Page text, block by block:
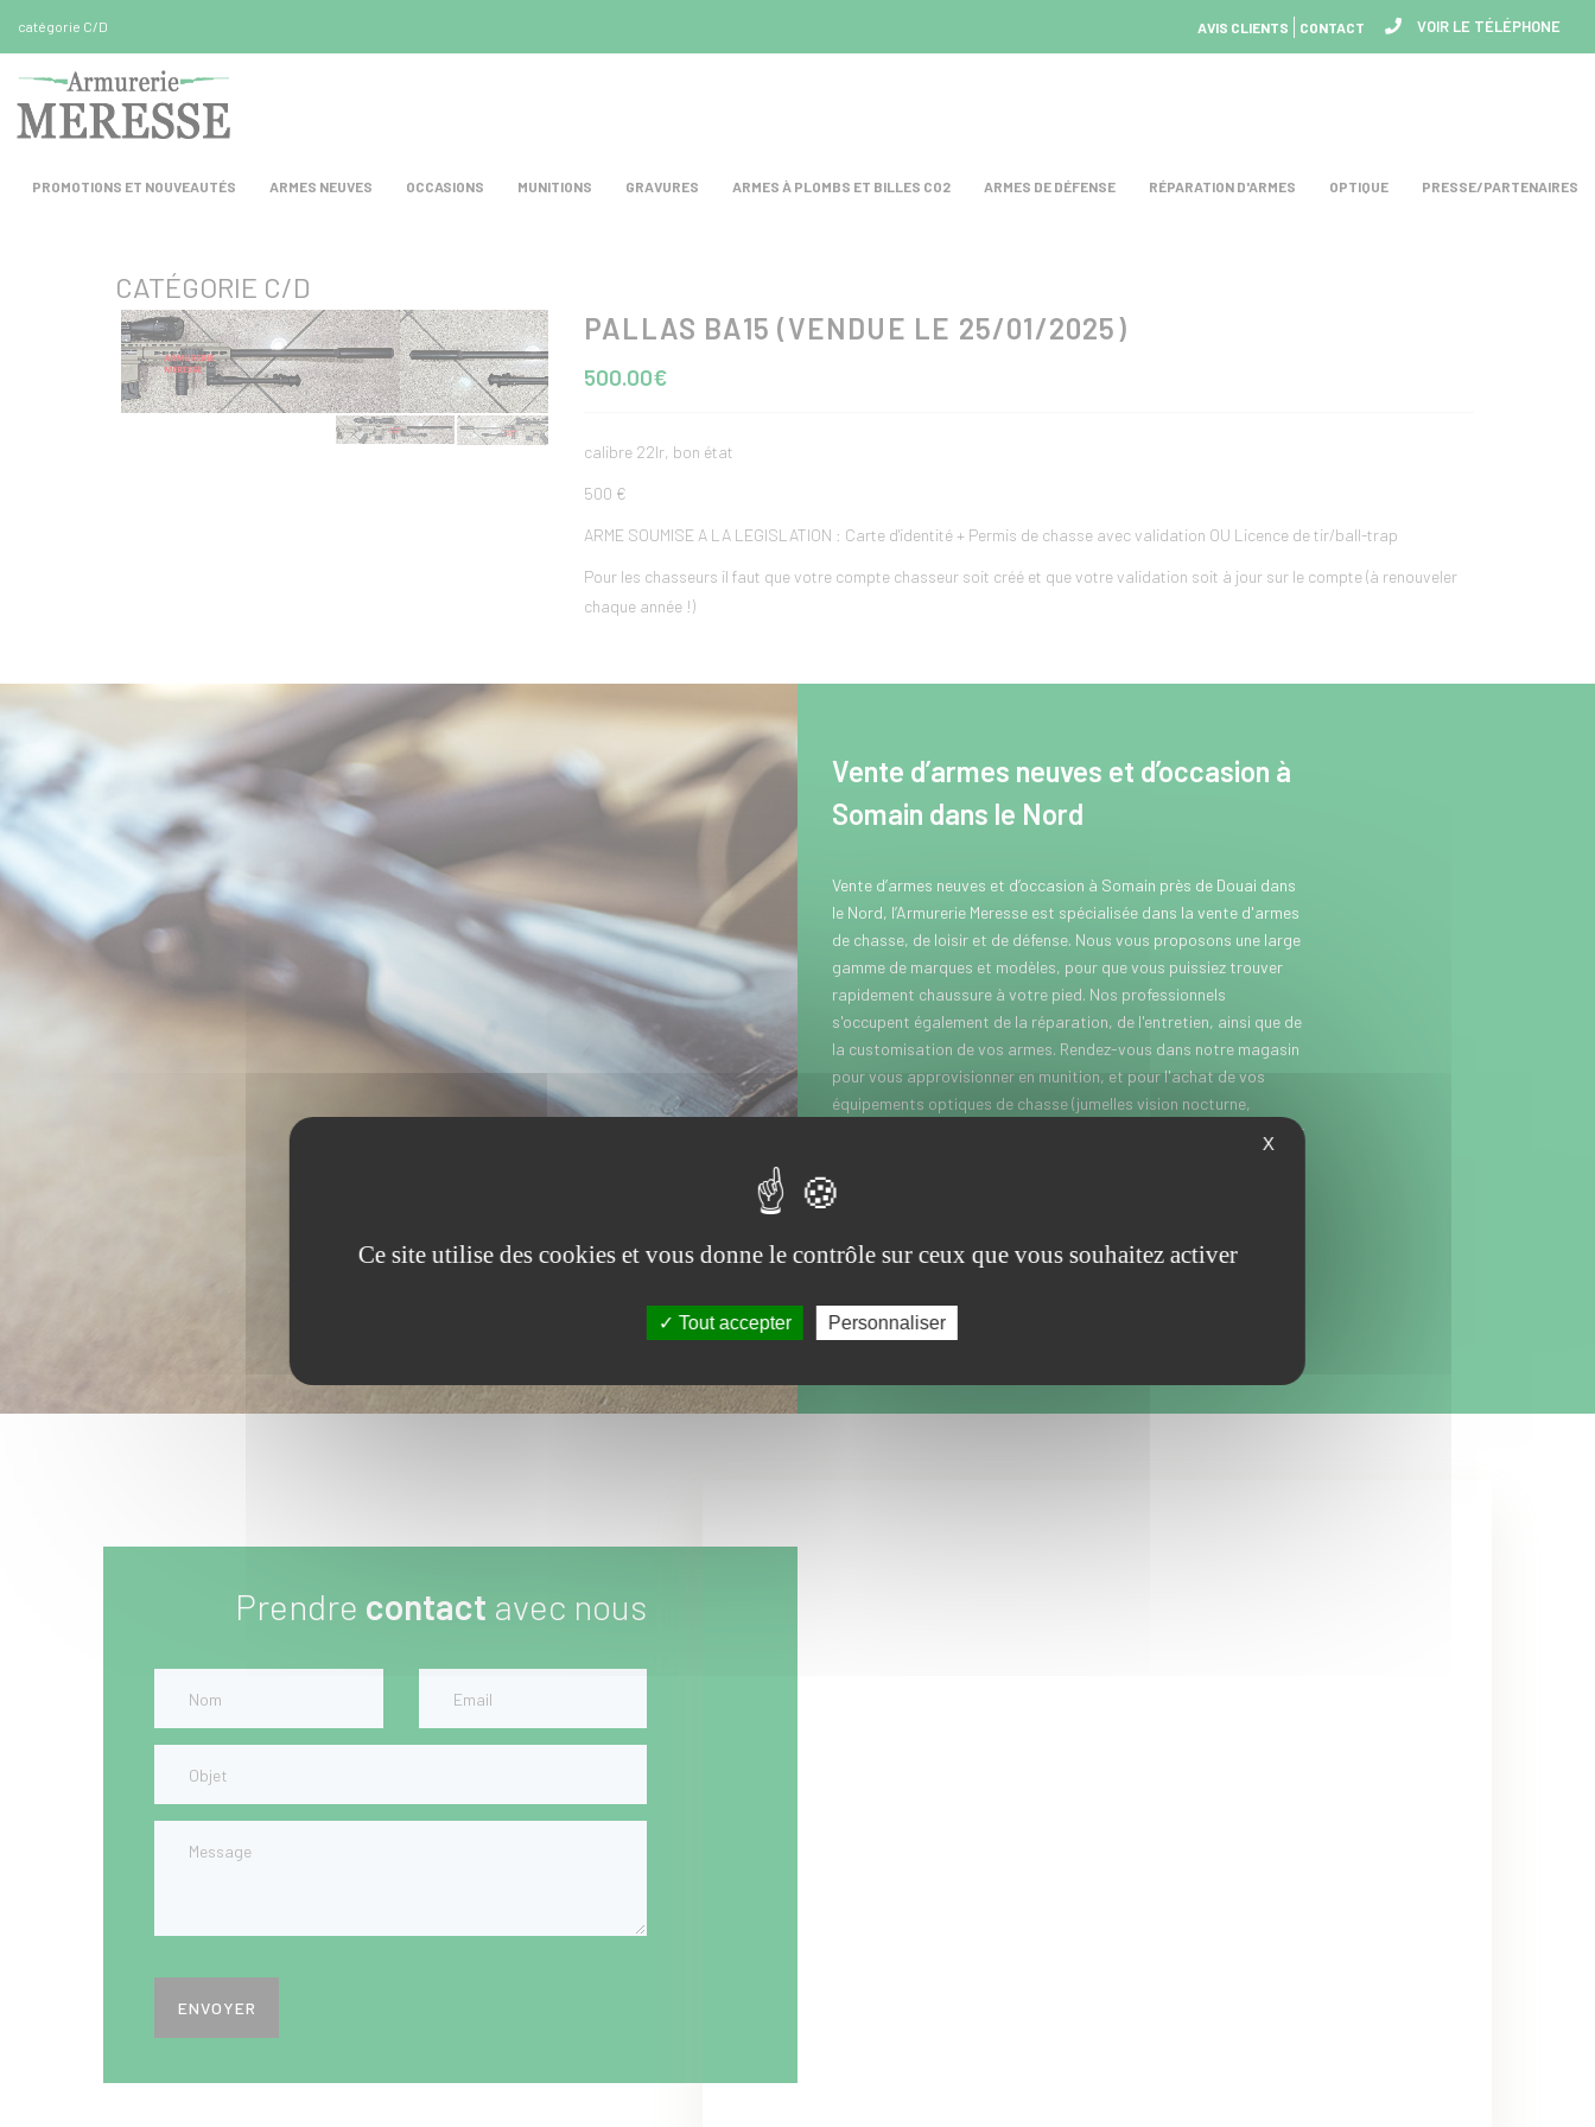
VOIR LE TÉLÉPHONE
AVIS CLIENTS CONTACT
catégorie C/D
PROMOTIONS ET NOUVEAUTÉS ARMES NEUVES OCCASIONS MUNITIONS GRAVURES ARMES À PLOMBS ET BILLES CO2 ARMES DE DÉFENSE RÉPARATION D'ARMES OPTIQUE PRESSE/PARTENAIRES
CATÉGORIE C/D
test
PALLAS BA15 (VENDUE LE 25/01/2025)
500.00€
calibre 22lr, bon état
500 €
ARME SOUMISE A LA LEGISLATION : Carte d'identité + Permis de chasse avec validation OU Licence de tir/ball-trap
Pour les chasseurs il faut que votre compte chasseur soit créé et que votre validation soit à jour sur le compte (à renouveler
chaque année !)
Vente d’armes neuves et d’occasion à
Somain dans le Nord
Vente d’armes neuves et d’occasion à Somain près de Douai dans
le Nord, l’Armurerie Meresse est spécialisée dans la vente d'armes
de chasse, de loisir et de défense. Nous vous proposons une large
gamme de marques et modèles, pour que vous puissiez trouver
rapidement chaussure à votre pied. Nos professionnels
s'occupent également de la réparation, de l'entretien, ainsi que de
la customisation de vos armes. Rendez-vous dans notre magasin
pour vous approvisionner en munition, et pour l'achat de vos
équipements optiques de chasse (jumelles vision nocturne,
lunettes de chasse...). Vous habitez près de Somain, entre Douai et
d’Orchies, Saint-Amand-les-Eaux, Denain, Bouchain, Cambrai,
tour à l’Armurerie Meresse pour l’achat d’armes de chasse, de loisir
Prendre contact avec nous
ENVOYER
X
Ce site utilise des cookies et vous donne le contrôle sur ceux que vous souhaitez activer
Tout accepter Personnaliser